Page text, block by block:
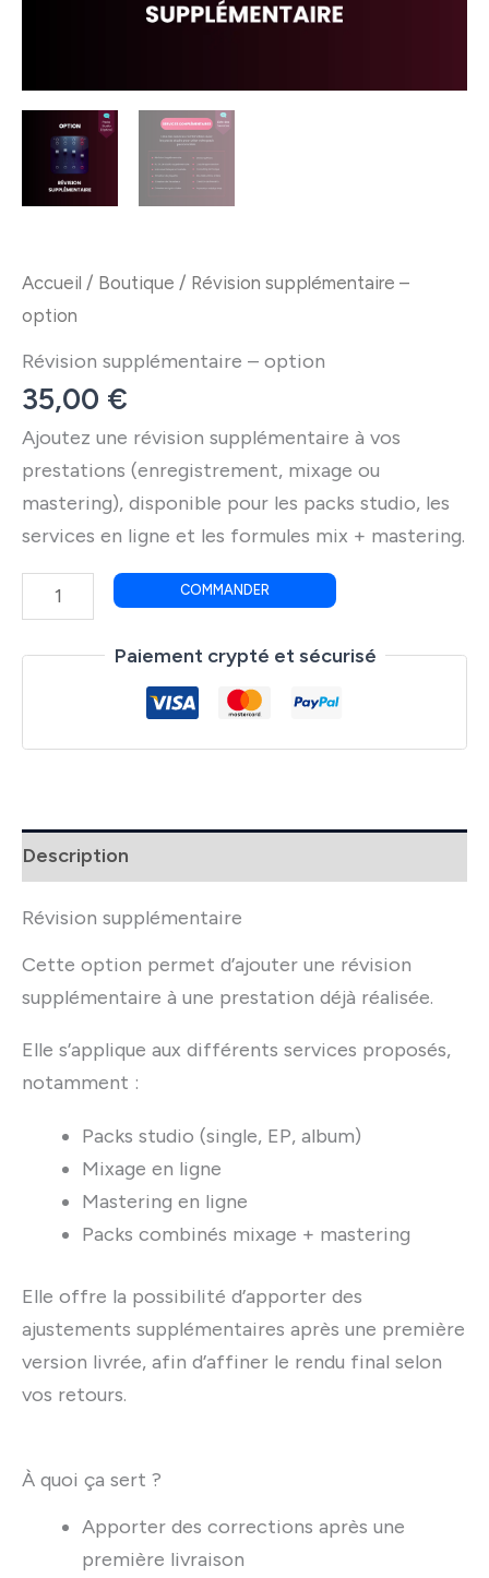
Accueil / Boutique / Révision supplémentaire –
option
Révision supplémentaire – option
35,00 €
Ajoutez une révision supplémentaire à vos
prestations (enregistrement, mixage ou
mastering), disponible pour les packs studio, les
services en ligne et les formules mix + mastering.
quantité
de
Révision
supplémentaire
option
COMMANDER
Paiement crypté et sécurisé
Description
Révision supplémentaire
Cette option permet d’ajouter une révision
supplémentaire à une prestation déjà réalisée.
Elle s’applique aux différents services proposés,
notamment :
Packs studio (single, EP, album)
Mixage en ligne
Mastering en ligne
Packs combinés mixage + mastering
Elle offre la possibilité d’apporter des
ajustements supplémentaires après une première
version livrée, afin d’affiner le rendu final selon
vos retours.
À quoi ça sert ?
Apporter des corrections après une
première livraison